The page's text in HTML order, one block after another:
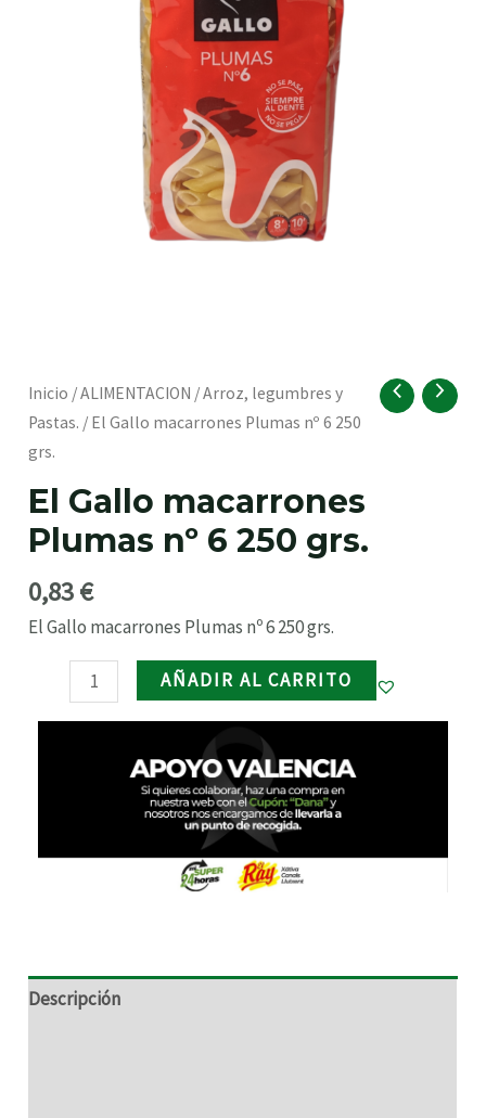
Inicio /ALIMENTACION /Arroz, legumbres y
Pastas. / El Gallo macarrones Plumas nº 6 250
grs.
El Gallo macarrones
Plumas nº 6 250 grs.
0,83€
El Gallo macarrones Plumas nº 6 250 grs.
El
Gallo
macarrones
nº
6
grs.
cantidad
AÑADIR AL CARRITO
Descripción